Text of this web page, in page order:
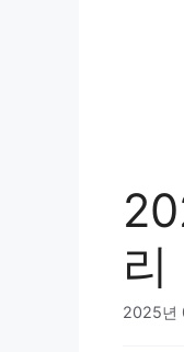
리
2025년